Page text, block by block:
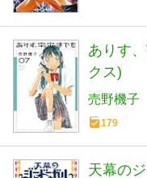
ありす
クス)
売野機子
179
天幕の